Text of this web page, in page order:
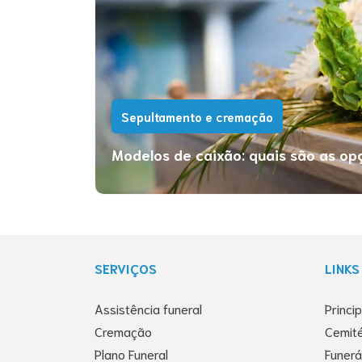
Entenda mais sobre o
simbolismo do fogo nas
despedidas
presente principalmente nas despedidas,
passagem e ao recomeço. Até os dias
culturas, religiões e crenças. Pensando […]
Sepultamento e cremação
Modelos de caixão: quais são as
SERVIÇOS
Assistência funeral
Cremação
Plano Funeral